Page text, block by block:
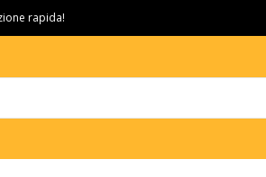
rapida!